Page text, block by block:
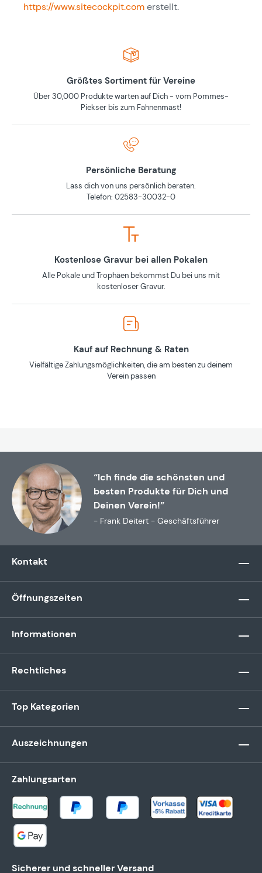
https://www.sitecockpit.comerstellt.
Größtes Sortiment für Vereine
Über 30,000 Produkte warten auf Dich - vom Pommes-
Piekser bis zum Fahnenmast!
Persönliche Beratung
Lass dich von uns persönlich beraten.
Telefon: 02583-30032-0
Kostenlose Gravur bei allen Pokalen
Alle Pokale und Trophäen bekommst Du bei uns mit
kostenloser Gravur.
Kauf auf Rechnung & Raten
Vielfältige Zahlungsmöglichkeiten, die am besten zu deinem
Verein passen
“Ich finde die schönsten und
besten Produkte für Dich und
Deinen Verein!”
- Frank Deitert - Geschäftsführer
Kontakt
Öffnungszeiten
Informationen
Rechtliches
Top Kategorien
Auszeichnungen
Zahlungsarten
Sicherer und schneller Versand